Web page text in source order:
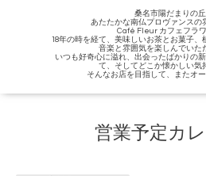
桑名市陽だまりの丘
あたたかな南仏プロヴァンスの
Café Fleur カフェフラ
18年の時を経て、美味しいお茶とお菓子、
音楽と雰囲気を楽しんでいた
いつも好奇心に溢れ、出会ったばかりの
て、そしてどこか懐かしい気
そんなお店を目指して、またオ
営業予定カ